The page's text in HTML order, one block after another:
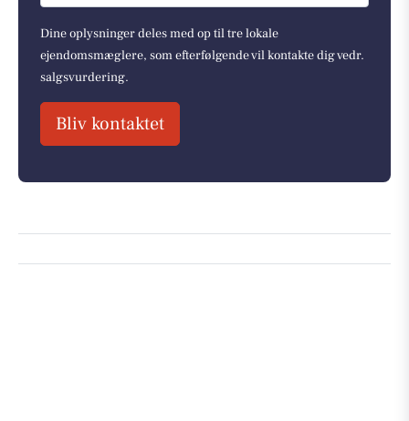
Dine oplysninger deles med op til tre lokale
ejendomsmæglere, som efterfølgende vil kontakte dig vedr.
salgsvurdering.
Bliv kontaktet